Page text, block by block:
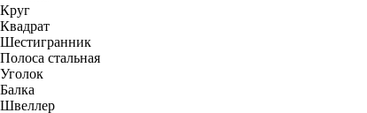
Круг
Квадрат
Шестигранник
Полоса стальная
Уголок
Балка
Швеллер